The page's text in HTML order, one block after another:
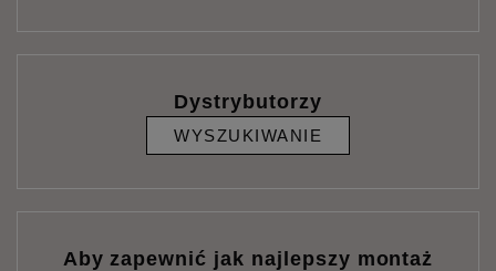
Dystrybutorzy
WYSZUKIWANIE
Aby zapewnić jak najlepszy montaż